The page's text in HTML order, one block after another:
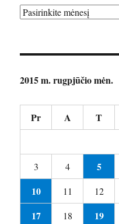
Archyvai
2015 m. rugpjūčio mėn.
Pr A T
3
4 5
10 11 12
17 18 19